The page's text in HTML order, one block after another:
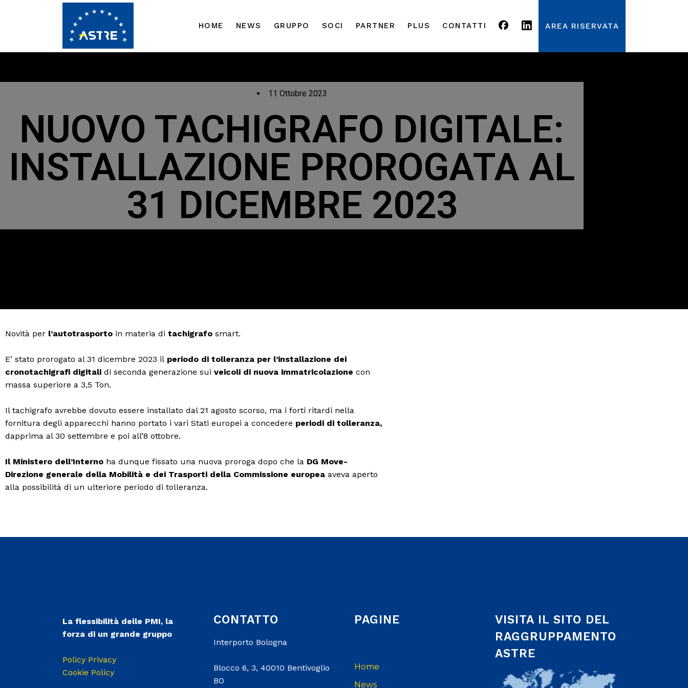
HOME NEWS GRUPPO SOCI PARTNER PLUS CONTATTI AREA RISERVATA
11 Ottobre 2023
NUOVO TACHIGRAFO DIGITALE:
INSTALLAZIONE PROROGATA AL
31 DICEMBRE 2023
Novità per l’autotrasporto in materia di tachigrafo smart.
E’ stato prorogato al 31 dicembre 2023 il periodo di tolleranza per l’installazione dei
cronotachigrafi digitali di seconda generazione sui veicoli di nuova immatricolazione con
massa superiore a 3,5 Ton.
Il tachigrafo avrebbe dovuto essere installato dal 21 agosto scorso, ma i forti ritardi nella
fornitura degli apparecchi hanno portato i vari Stati europei a concedere periodi di tolleranza,
dapprima al 30 settembre e poi all’8 ottobre.
Il Ministero dell’Interno ha dunque fissato una nuova proroga dopo che la DG Move-
Direzione generale della Mobilità e dei Trasporti della Commissione europea aveva aperto
alla possibilità di un ulteriore periodo di tolleranza.
La flessibilità delle PMI, la
forza di un grande gruppo
Policy Privacy
Cookie Policy
CONTATTO
Interporto Bologna
Blocco 6, 3, 40010 Bentivoglio
BO
PAGINE
Home
News
VISITA IL SITO DEL
RAGGRUPPAMENTO
ASTRE